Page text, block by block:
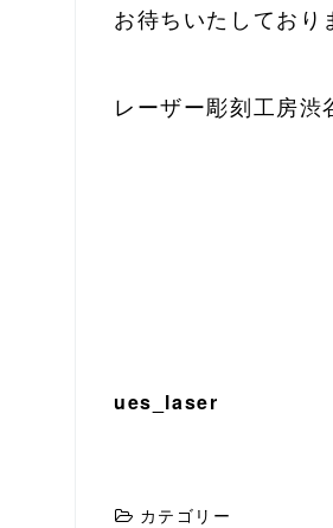
お待ちいたしており
レーザー彫刻工房渋
ues_laser
カテゴリー